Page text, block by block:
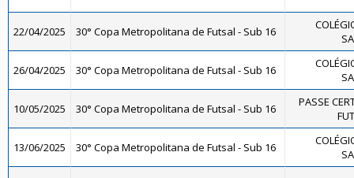
22/04/2025 30° Copa Metropolitana de Futsal - Sub 16
26/04/2025 30° Copa Metropolitana de Futsal - Sub 16
10/05/2025 30° Copa Metropolitana de Futsal - Sub 16
PASSE
13/06/2025 30° Copa Metropolitana de Futsal - Sub 16